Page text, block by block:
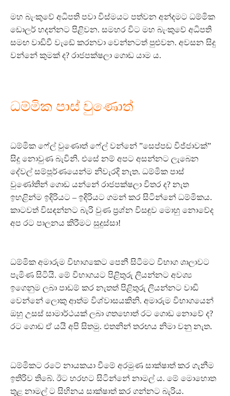
මහ බැංකුවේ අධිපති පවා විස්මයට පත්වන අන්දමට ධම්මික
ඩොලර් හදන්නට පිළිවන. සමහර විට මහ බැංකුවේ අධිපති
සමඟ වාඩිවී වැඩේ කරනවා වෙන්නටත් පුළුවන. අවසන සිදු
වන්නේ කුමක් ද? රාජපක්ෂලා ගොඩ යාම ය.
ධම්මික පාස් වුණොත්
ධම්මික ෆේල් වුණොත් ෆේල් වන්නේ ”සෙප්පඩ විජ්ජාවක්”
සිදු නොවුණ බැවිනි. එසේ නම් අපට අසන්නට ලැබෙන
දේවල් සම්පූර්ණයෙන්ම නිවැරදි නැත. ධම්මික පාස්
වුණෝතින් ගොඩ යන්නේ රාජපක්ෂලා විතර ද? නැත
ඉහළින්ම ඉදිරියට – ඉදිරියට ගමන් කර සිටින්නේ ධම්මිකය.
කාටවත් විසඳන්නට බැරි වුණ ප්‍රශ්න විසඳුව මොහු නොවේද
අප රට පාලනය කිරීමට සුදුස්සා!
ධම්මික අමාරුම විභාගකෙට පෙනී සිටීමට විභාග ශාලාවට
පැමිණ සිටියි. මේ විභාගයට පිළිතුරු ලියන්නට අවශ්‍ය
ඉගෙනුම ලබා පාඩම් කර නැතත් පිළිතුරු ලියන්නට වාඩි
වෙන්නේ ලොකු ආත්ම විශ්වාසයකිනි. අමාරුම විභාගයෙන්
ඔහු උසස් සාමාර්ථයක් ලබා ගතහොත් රට ගොඩ නොවේ ද?
රට ගොඩ ඒ යයි අපි සිතමු. එතනින් තරඟය නිමා වනු නැත.
ධම්මිකට රටේ නායකයා වීමේ අරමුණ සාක්ෂාත් කර ගැනීම
ඉතිරිව තිබේ. ඊට හරහට සිටින්නේ නාමල් ය. මේ මොහොත
තුළ නාමල් ට සිහිනය සාක්ෂාත් කර ගන්නට බැරිය.